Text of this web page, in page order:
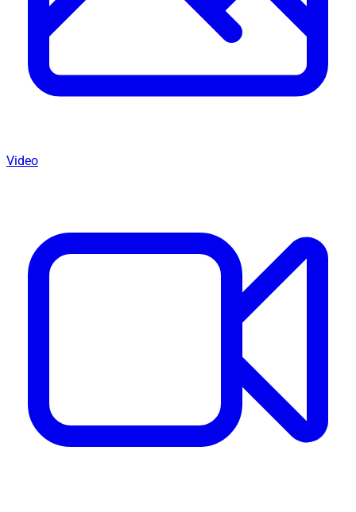
Video